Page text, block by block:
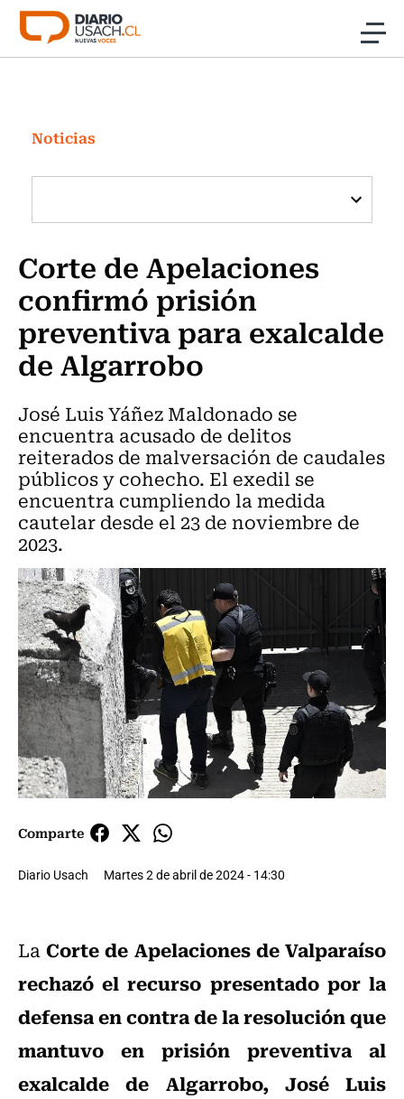
Click acá para ir directamente al contenido
Investigación
Cultura
Programas Radio y TV Usach
Noticias
Corte de Apelaciones
confirmó prisión
preventiva para exalcalde
de Algarrobo
José Luis Yáñez Maldonado se
encuentra acusado de delitos
reiterados de malversación de caudales
públicos y cohecho. El exedil se
encuentra cumpliendo la medida
cautelar desde el 23 de noviembre de
2023.
Comparte
Diario Usach Martes 2 de abril de 2024 - 14:30
LaCorte de Apelaciones de Valparaíso
rechazó el recurso presentado por la
defensa en contra de la resolución que
mantuvo en prisión preventiva al
exalcalde de Algarrobo, José Luis